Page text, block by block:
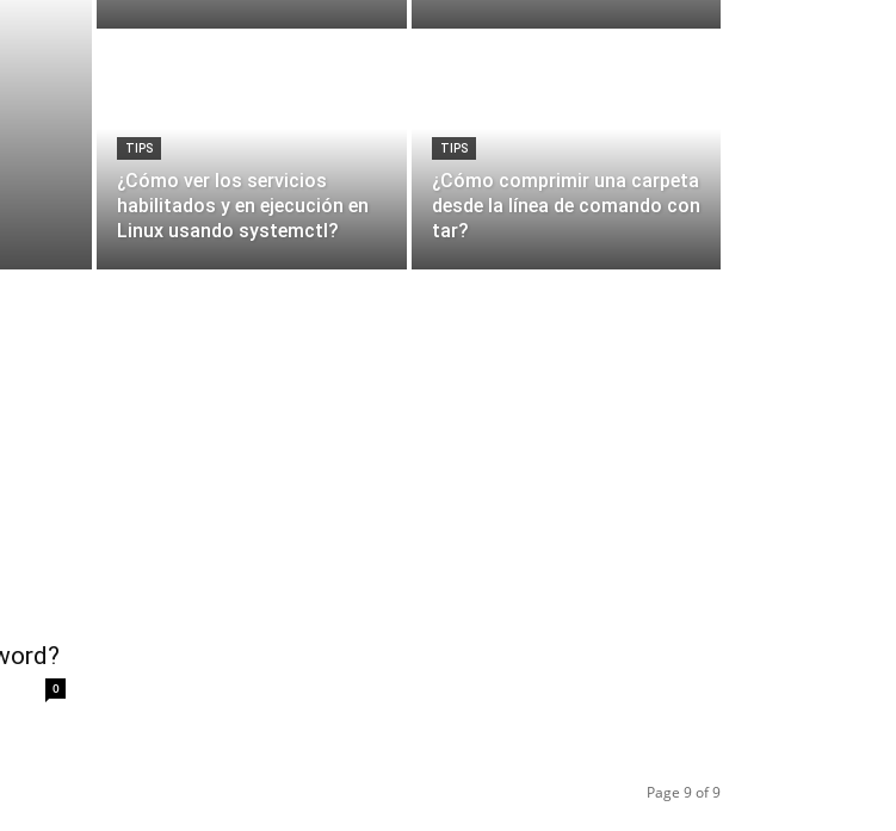
TIPS
¿Cómo ver los servicios
habilitados y en ejecución en
Linux usando systemctl?
TIPS
¿Cómo comprimir una carpeta
desde la línea de comando con
tar?
0
Page 9 of 9